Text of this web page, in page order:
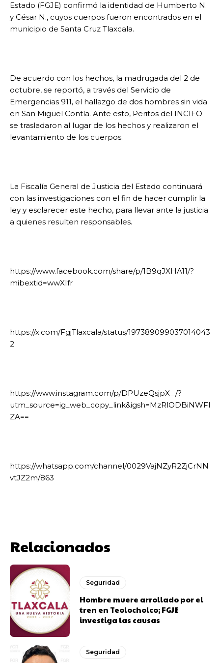
Estado (FGJE) confirmó la identidad de Humberto N.
y César N., cuyos cuerpos fueron encontrados en el
municipio de Santa Cruz Tlaxcala.
De acuerdo con los hechos, la madrugada del 2 de
octubre, se reportó, a través del Servicio de
Emergencias 911, el hallazgo de dos hombres sin vida
en San Miguel Contla. Ante esto, Peritos del INCIFO
se trasladaron al lugar de los hechos y realizaron el
levantamiento de los cuerpos.
La Fiscalía General de Justicia del Estado continuará
con las investigaciones con el fin de hacer cumplir la
ley y esclarecer este hecho, para llevar ante la justicia
a quienes resulten responsables.
https://www.facebook.com/share/p/1B9qJXHA11/?
mibextid=wwXIfr
https://x.com/FgjTlaxcala/status/197389099037014043
2
https://www.instagram.com/p/DPUzeQsjpX_/?
utm_source=ig_web_copy_link&igsh=MzRlODBiNWFl
ZA==
https://whatsapp.com/channel/0029VajNZyR2ZjCrNN
vtJZ2m/863
Relacionados
Seguridad
Hombre muere arrollado por el
tren en Teolocholco; FGJE
investiga las causas
Seguridad